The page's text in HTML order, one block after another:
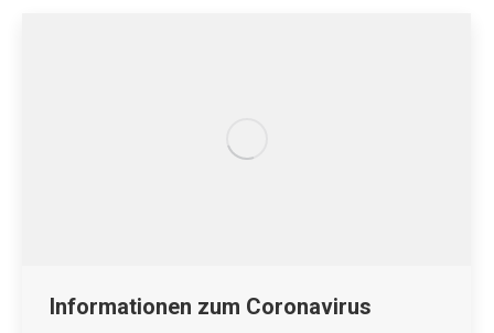
Informationen zum Coronavirus